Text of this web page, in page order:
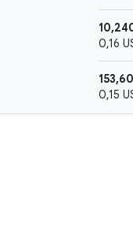
0,16
0,15